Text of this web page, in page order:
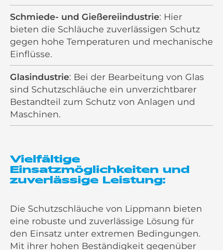
Schmiede- und Gießereiindustrie: Hier
bieten die Schläuche zuverlässigen Schutz
gegen hohe Temperaturen und mechanische
Einflüsse.
Glasindustrie: Bei der Bearbeitung von Glas
sind Schutzschläuche ein unverzichtbarer
Bestandteil zum Schutz von Anlagen und
Maschinen.
Vielfältige
Einsatzmöglichkeiten und
zuverlässige Leistung:
Die Schutzschläuche von Lippmann bieten
eine robuste und zuverlässige Lösung für
den Einsatz unter extremen Bedingungen.
Mit ihrer hohen Beständigkeit gegenüber